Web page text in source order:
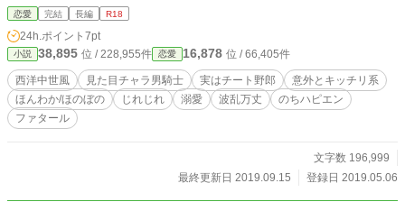
や、何処に。 ※R18には＊をつけさせていただきます。 ※ムーンライトノベル
ズでも公開しています。
恋愛 完結 長編 R18
24h.ポイント 7pt
小説 38,895 位 / 228,955件 恋愛 16,878 位 / 66,405件
西洋中世風 見た目チャラ男騎士 実はチート野郎
意外とキッチリ系
ほんわか/ほのぼの
じれじれ 溺愛 波乱万丈
のちハピエン
ファタール
文字数 196,999
最終更新日 2019.09.15
登録日 2019.05.06